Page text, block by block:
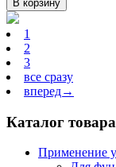
В корзину
1
2
3
все сразу
вперед→
Каталог товара
Применение